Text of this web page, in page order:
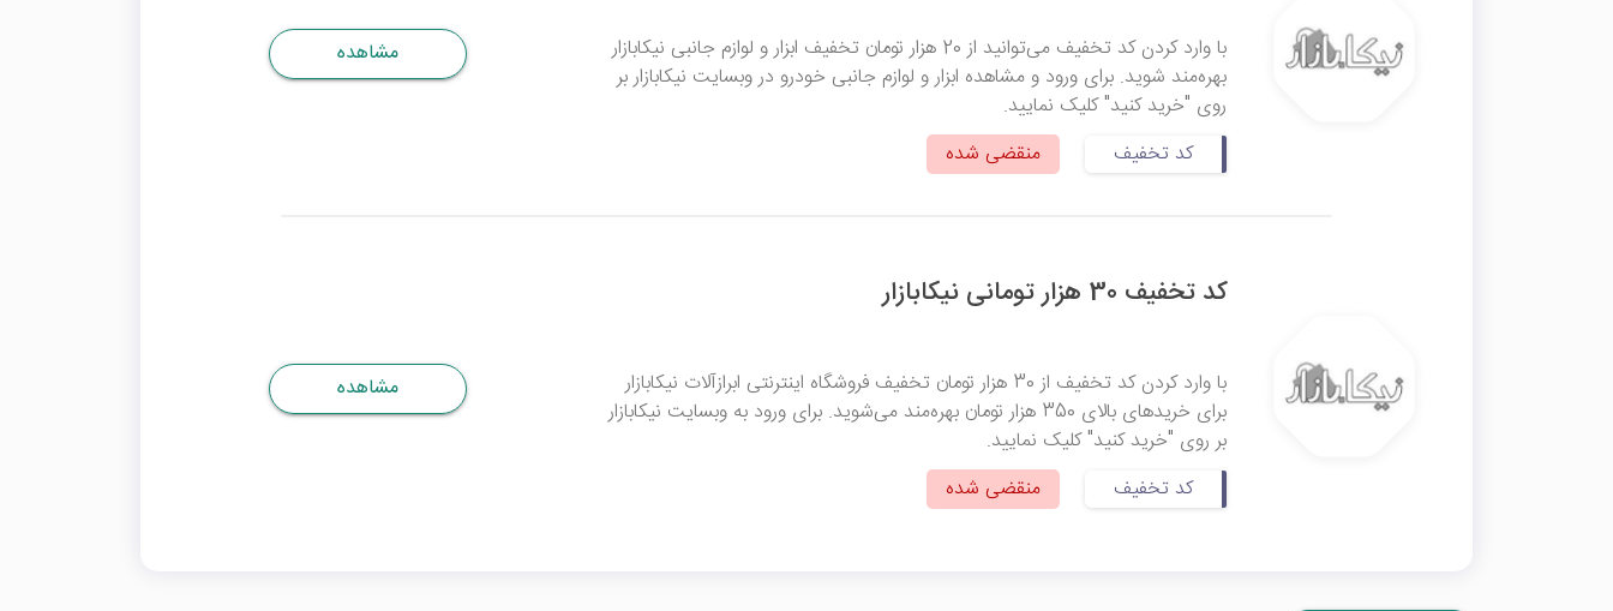
با وارد کردن کد تخفیف می‌توانید از 20 هزار تومان تخفیف ابزار و لوازم جانبی نیکابازار
بهره‌مند شوید. برای ورود و مشاهده ابزار و لوازم جانبی خودرو در وبسایت نیکابازار بر
روی "خرید کنید" کلیک نمایید.
کد تخفیف
منقضی شده
مشاهده
کد تخفیف 30 هزار تومانی نیکابازار
با وارد کردن کد تخفیف از 30 هزار تومان تخفیف فروشگاه اینترنتی ابرازآلات نیکابازار
برای خریدهای بالای 350 هزار تومان بهره‌مند می‌شوید. برای ورود به وبسایت نیکابازار
بر روی "خرید کنید" کلیک نمایید.
کد تخفیف
منقضی شده
مشاهده